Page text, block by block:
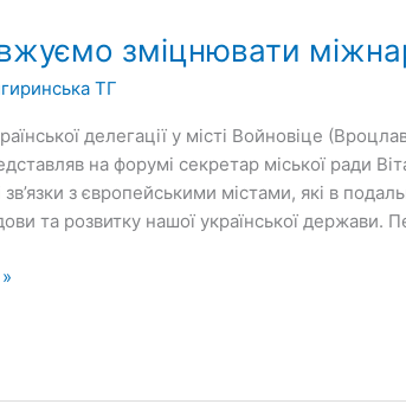
зміцнювати
ТГ
делегації у місті Войновіце
на форумі секретар міської ради
зв’язки з європейськими містами, які в
та розвитку нашої української держави.